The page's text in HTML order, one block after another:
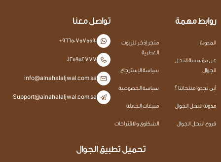
روابط مهمة
المدونة
عن مؤسسة النحل
الجوال
أين تجدوا منتجاتنا ؟
مدونة النحل الجوال
فروع النحل الجوال
متجر إذخر للزيوت
العطرية
سياسة الإسترجاع
سياسة الخصوصية
مبيعات الجملة
الشكاوى والاقتراحات
تواصل معنا
+966507575590
0125954777
info@alnahalaljwal.com.sa
Support@alnahalaljwal.com.sa
تحميل تطبيق الجوال